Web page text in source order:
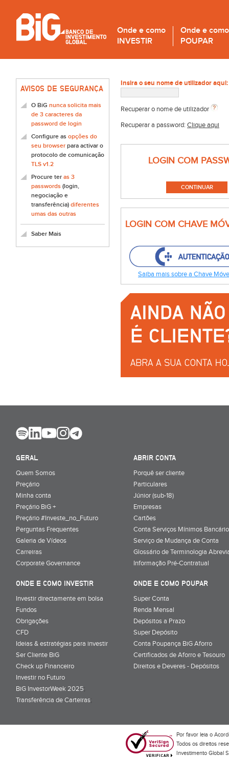
Onde e como
INVESTIR
Onde e como
POUPAR
AVISOS DE SEGURANÇA
O BiG nunca solicita mais
de 3 caracteres da
password de login
Configure as opções do
seu browser para activar o
protocolo de comunicação
TLS v1.2
Procure ter as 3
passwords (login,
negociação e
transferência) diferentes
umas das outras
Saber Mais
Insira o seu nome de utilizador aqui:
Recuperar o nome de utilizador
Recuperar a password: Clique aqui
LOGIN COM
LOGIN COM CHAVE
Saiba mais sobre a Chave
GERAL
Quem Somos
Preçário
Minha conta
Preçário BiG +
Preçário #Investe_no_Futuro
Perguntas Frequentes
Galeria de Vídeos
Carreiras
Corporate Governance
ABRIR CONTA
Porquê ser cliente
Particulares
Júnior (sub-18)
Empresas
Cartões
Conta Serviços Mínimos
Serviço de Mudança de Conta
Glossário de Terminologia
Informação Pré-Contratual
ONDE E COMO INVESTIR
Investir directamente em bolsa
Fundos
Obrigações
CFD
Ideias & estratégias para investir
Ser Cliente BiG
Check up Financeiro
Investir no Futuro
BiG InvestorWeek 2025;
Transferência de Carteiras;
ONDE E COMO POUPAR
Super Conta
Renda Mensal
Depósitos a Prazo
Super Depósito
Conta Poupança BiG Aforro
Certificados de Aforro e Tesouro
Direitos e Deveres - Depósitos
Por favor leia o
Todos os direitos
Investimento Global